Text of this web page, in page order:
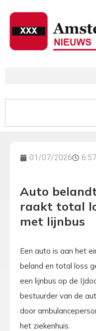
01/07/2026
Auto
raakt total
met lijnbus
Een auto is aan het
beland en total loss
een lijnbus op de
bestuurder van de
door
het ziekenhuis.